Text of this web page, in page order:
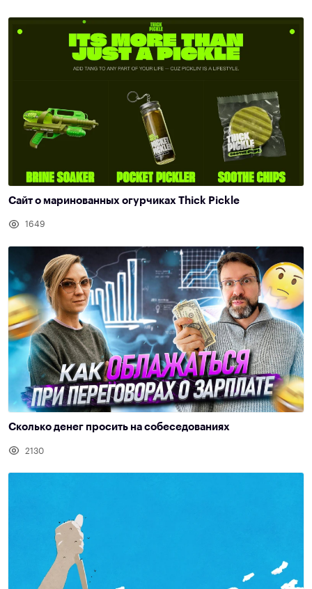
Сайт о маринованных огурчиках Thick Pickle
1649
Сколько денег просить на собеседованиях
2130